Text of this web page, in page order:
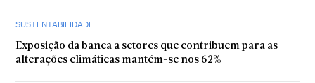
SUSTENTABILIDADE
Exposição da banca a setores que contribuem para as
alterações climáticas mantém-se nos 62%